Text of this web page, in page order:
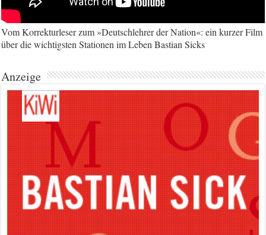
Vom Korrekturleser zum »Deutschlehrer der Nation«: ein kurzer Film
über die wichtigsten Stationen im Leben Bastian Sicks
Anzeige